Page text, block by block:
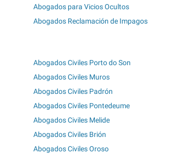
Abogados para Vicios Ocultos
Abogados Reclamación de Impagos
Abogados Civiles Porto do Son
Abogados Civiles Muros
Abogados Civiles Padrón
Abogados Civiles Pontedeume
Abogados Civiles Melide
Abogados Civiles Brión
Abogados Civiles Oroso